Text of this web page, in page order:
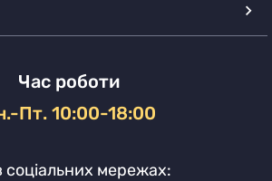
Час роботи
Пт. 10:00-18:00
соціальних мережах: